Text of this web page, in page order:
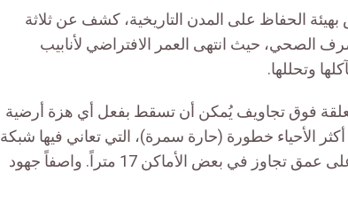
الحفاظ على المدن التاريخية، كشف عن ثلاثة
الصحي، حيث انتهى العمر الافتراضي لأنابيب
فوق تجاويف يُمكن أن تسقط بفعل أي هزة أرضية
الأحياء خطورة (حارة سمرة)، التي تعاني فيها شبكة
الصرف الصحي من الانسداد، نتيجة الانهيارات على عمق تجاوز في بعض الأماكن 17 متراً. واصفاً جهود